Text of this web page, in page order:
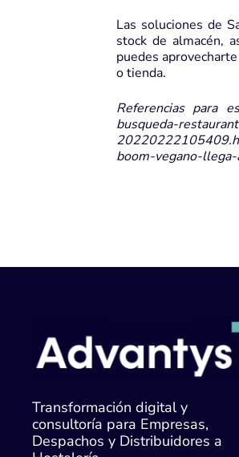
Las soluciones de
stock de almacén,
puedes
o tienda.
Referencias para
busqueda-
boom-vegano-
Transformación digital y
consultoría para Empresas,
Despachos y Distribuidores a